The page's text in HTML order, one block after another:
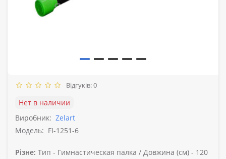
Відгуків: 0
Нет в наличии
Виробник: Zelart
Модель: FI-1251-6
Різне: Тип - Гимнастическая палка / Довжина (см) - 120